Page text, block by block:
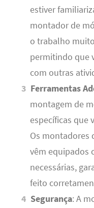
estiver
montador de
o trabalho
permitindo que
com outras
Ferramentas
montagem de
específicas que
Os montadores
vêm equipados
necessárias,
feito
Segurança: A